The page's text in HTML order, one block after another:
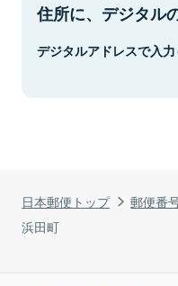
日本郵便トップ 郵便番
浜田町
住所に、デジタル
デジタルアドレスで入力